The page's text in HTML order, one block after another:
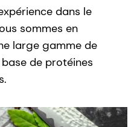
dans le
sommes en
large gamme de
de protéines